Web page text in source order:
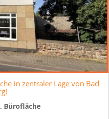
in zentraler Lage von Bad
Bürofläche